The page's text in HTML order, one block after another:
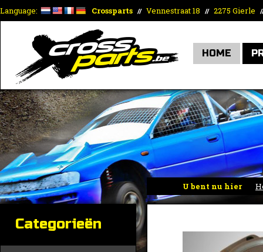
Language: Crossparts // Vennestraat 18 // 2275 Gierle
HOME
U bent nu hier
Categorieën